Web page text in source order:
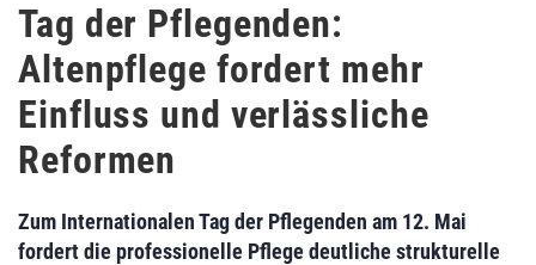
Tag der Pflegenden:
Altenpflege fordert mehr
Einfluss und verlässliche
Reformen
Zum Internationalen Tag der Pflegenden am 12. Mai
fordert die professionelle Pflege deutliche strukturelle